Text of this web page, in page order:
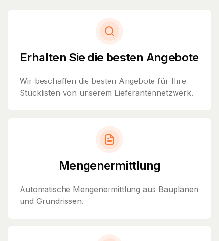
Erhalten Sie die besten Angebote
Wir beschaffen die besten Angebote für Ihre
Stücklisten von unserem Lieferantennetzwerk.
Mengenermittlung
Automatische Mengenermittlung aus Bauplänen
und Grundrissen.